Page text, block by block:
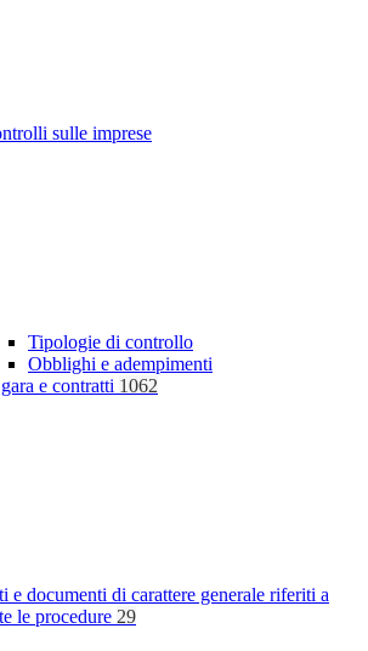
sulle imprese
Tipologie di controllo
Obblighi e adempimenti
e contratti 1062
e documenti di carattere generale riferiti a
le procedure 29